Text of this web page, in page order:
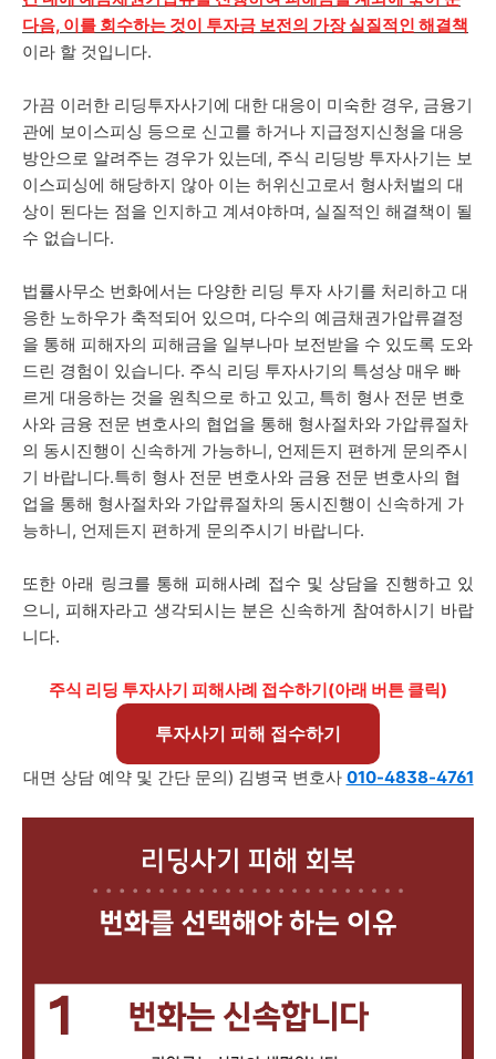
다음, 이를 회수하는 것이 투자금 보전의 가장 실질적인 해결책
이라 할 것입니다.
가끔 이러한 리딩투자사기에 대한 대응이 미숙한 경우, 금융기
관에 보이스피싱 등으로 신고를 하거나 지급정지신청을 대응
방안으로 알려주는 경우가 있는데, 주식 리딩방 투자사기는 보
이스피싱에 해당하지 않아 이는 허위신고로서 형사처벌의 대
상이 된다는 점을 인지하고 계셔야하며, 실질적인 해결책이 될
수 없습니다.
법률사무소 번화에서는 다양한 리딩 투자 사기를 처리하고 대
응한 노하우가 축적되어 있으며, 다수의 예금채권가압류결정
을 통해 피해자의 피해금을 일부나마 보전받을 수 있도록 도와
드린 경험이 있습니다. 주식 리딩 투자사기의 특성상 매우 빠
르게 대응하는 것을 원칙으로 하고 있고, 특히 형사 전문 변호
사와 금융 전문 변호사의 협업을 통해 형사절차와 가압류절차
의 동시진행이 신속하게 가능하니, 언제든지 편하게 문의주시
기 바랍니다.특히 형사 전문 변호사와 금융 전문 변호사의 협
업을 통해 형사절차와 가압류절차의 동시진행이 신속하게 가
능하니, 언제든지 편하게 문의주시기 바랍니다.
또한 아래 링크를 통해 피해사례 접수 및 상담을 진행하고 있
으니, 피해자라고 생각되시는 분은 신속하게 참여하시기 바랍
니다.
주식 리딩 투자사기 피해사례 접수하기(아래 버튼 클릭)
투자사기 피해 접수하기
대면 상담 예약 및 간단 문의) 김병국 변호사 010-4838-4761